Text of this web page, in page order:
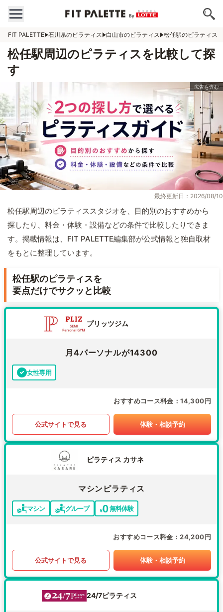
FIT PALETTE 石川県のピラティス 白山市のピラティス 松任駅のピラティス
松任駅周辺のピラティスを比較して探
す
最終更新日：2026/08/10
松任駅周辺のピラティススタジオを、目的別のおすすめから
探したり、料金・体験・設備などの条件で比較したりできま
す。掲載情報は、FIT PALETTE編集部が公式情報と独自取材
をもとに整理しています。
松任駅のピラティスを
要点だけでサクッと比較
プリッツジム
月4パーソナルが14300
女性専用
おすすめコース料金 14,300円
公式サイトで見る 体験・相談予約
ピラティス カサネ
マシンピラティス
マシン グループ 無料体験
おすすめコース料金 24,200円
公式サイトで見る 体験・相談予約
24/7ピラティス